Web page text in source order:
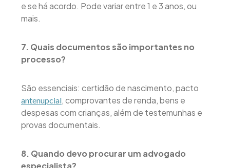
e se há acordo. Pode variar entre 1 e 3 anos, ou
mais.
7. Quais documentos são importantes no
processo?
São essenciais: certidão de nascimento, pacto
antenupcial, comprovantes de renda, bens e
despesas com crianças, além de testemunhas e
provas documentais.
8. Quando devo procurar um advogado
especialista?